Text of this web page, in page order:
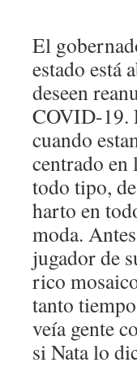
El
estado está
deseen
COVID-19.
cuando
centrado en
todo tipo,
harto en
moda.
jugador de
rico
tanto
veía gente
si Nata lo